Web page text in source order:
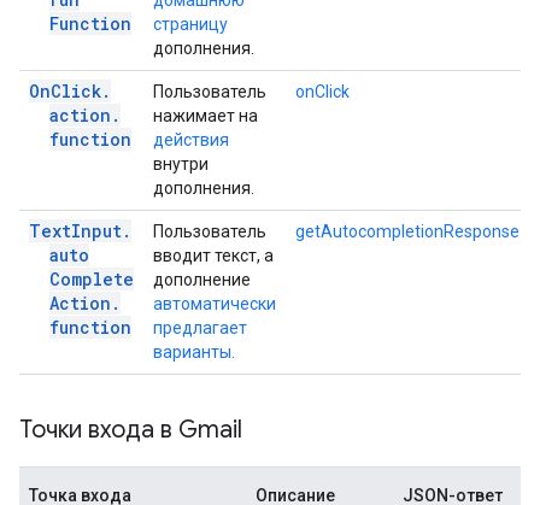
Function
страницу
дополнения.
OnClick.
action .
function
Пользователь
нажимает на
действия
внутри
дополнения.
onClick
TextInput.
auto
Complete
Action .
function
Пользователь
вводит текст, а
дополнение
автоматически
предлагает
варианты.
getAutocompletionResponse
Точки входа в Gmail
Точка входа Описание JSON-ответ